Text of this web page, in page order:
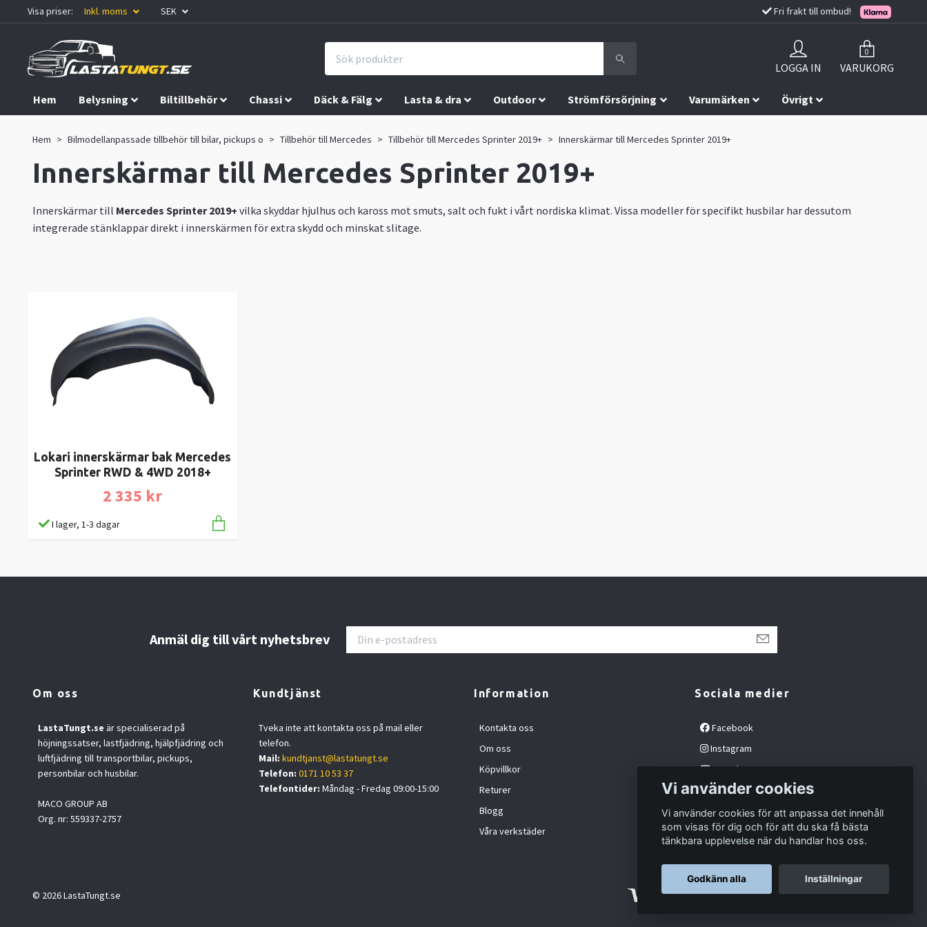
Visa priser: Inkl. moms SEK Fri frakt till ombud!
LOGGA IN
0
VARUKORG
Hem Belysning Biltillbehör Chassi Däck & Fälg Lasta & dra Outdoor Strömförsörjning Varumärken Övrigt
Hem Bilmodellanpassade tillbehör till bilar, pickups o Tillbehör till Mercedes Tillbehör till Mercedes Sprinter 2019+ Innerskärmar till Mercedes Sprinter 2019+
Innerskärmar till Mercedes Sprinter 2019+
Innerskärmar till Mercedes Sprinter 2019+ vilka skyddar hjulhus och kaross mot smuts, salt och fukt i vårt nordiska klimat. Vissa modeller för specifikt husbilar har dessutom
integrerade stänklappar direkt i innerskärmen för extra skydd och minskat slitage.
Lokari innerskärmar bak Mercedes
Sprinter RWD & 4WD 2018+
2 335 kr
I lager, 1-3 dagar
Anmäl dig till vårt nyhetsbrev
Om oss
LastaTungt.se är specialiserad på
höjningssatser, lastfjädring, hjälpfjädring och
luftfjädring till transportbilar, pickups,
personbilar och husbilar.
MACO GROUP AB
Org. nr: 559337-2757
Kundtjänst
Tveka inte att kontakta oss på mail eller
telefon.
Mail: kundtjanst@lastatungt.se
Telefon: 0171 10 53 37
Telefontider: Måndag - Fredag 09:00-15:00
Information
Kontakta oss
Om oss
Köpvillkor
Returer
Blogg
Våra verkstäder
Sociala medier
Facebook
Instagram
YouTube
© 2026 LastaTungt.se
Vi använder cookies
Vi använder cookies för att anpassa det innehåll
som visas för dig och för att du ska få bästa
tänkbara upplevelse när du handlar hos oss.
Godkänn alla Inställningar